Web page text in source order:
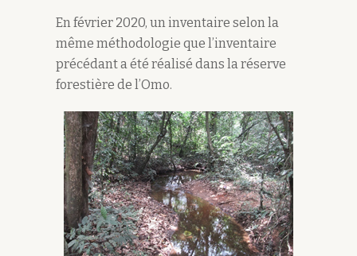
En février 2020, un inventaire selon la
même méthodologie que l’inventaire
précédant a été réalisé dans la réserve
forestière de l’Omo.